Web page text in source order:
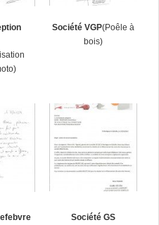
Société VGP(Poêle à
bois)
Société GS